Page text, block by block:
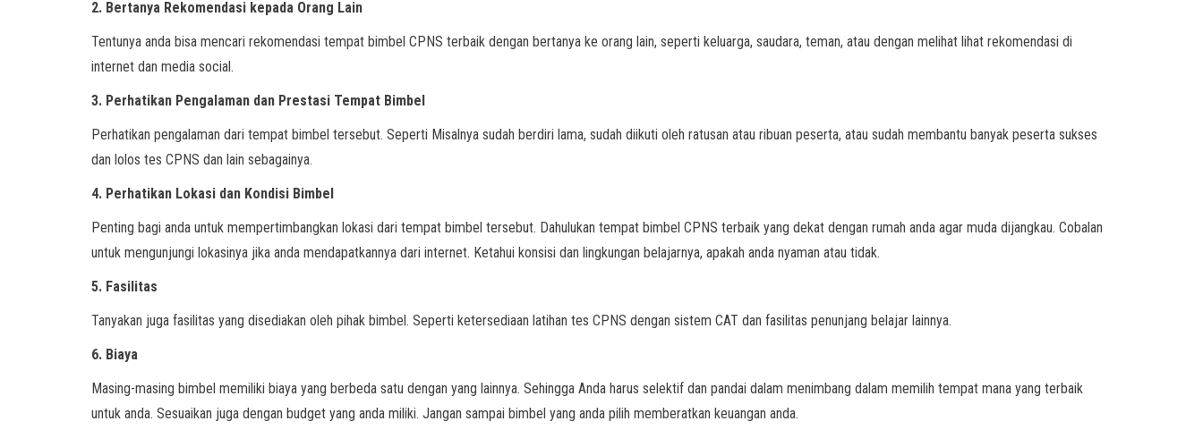
2. Bertanya Rekomendasi kepada Orang Lain
Tentunya anda bisa mencari rekomendasi tempat bimbel CPNS terbaik dengan bertanya ke orang lain, seperti keluarga, saudara, teman, atau dengan melihat lihat rekomendasi di
internet dan media social.
3. Perhatikan Pengalaman dan Prestasi Tempat Bimbel
Perhatikan pengalaman dari tempat bimbel tersebut. Seperti Misalnya sudah berdiri lama, sudah diikuti oleh ratusan atau ribuan peserta, atau sudah membantu banyak peserta sukses
dan lolos tes CPNS dan lain sebagainya.
4. Perhatikan Lokasi dan Kondisi Bimbel
Penting bagi anda untuk mempertimbangkan lokasi dari tempat bimbel tersebut. Dahulukan tempat bimbel CPNS terbaik yang dekat dengan rumah anda agar muda dijangkau. Cobalan
untuk mengunjungi lokasinya jika anda mendapatkannya dari internet. Ketahui konsisi dan lingkungan belajarnya, apakah anda nyaman atau tidak.
5. Fasilitas
Tanyakan juga fasilitas yang disediakan oleh pihak bimbel. Seperti ketersediaan latihan tes CPNS dengan sistem CAT dan fasilitas penunjang belajar lainnya.
6. Biaya
Masing-masing bimbel memiliki biaya yang berbeda satu dengan yang lainnya. Sehingga Anda harus selektif dan pandai dalam menimbang dalam memilih tempat mana yang terbaik
untuk anda. Sesuaikan juga dengan budget yang anda miliki. Jangan sampai bimbel yang anda pilih memberatkan keuangan anda.